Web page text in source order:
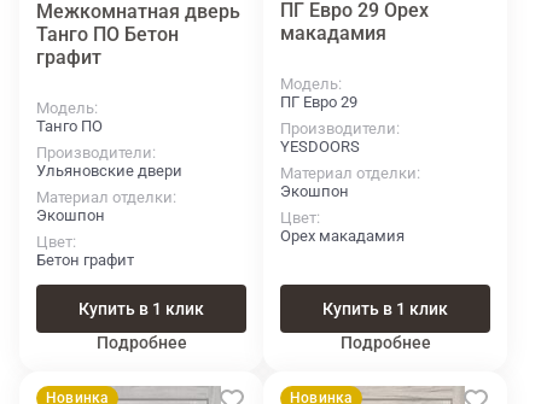
Межкомнатная дверь
Танго ПО Бетон
графит
Модель
Танго ПО
Производители
Ульяновские двери
Материал отделки
Экошпон
Цвет
Бетон графит
Купить в 1 клик
Подробнее
ПГ Евро 29 Орех
макадамия
Модель
ПГ Евро 29
Производители
YESDOORS
Материал отделки
Экошпон
Цвет
Орех макадамия
Купить в 1 клик
Подробнее
Новинка Новинка